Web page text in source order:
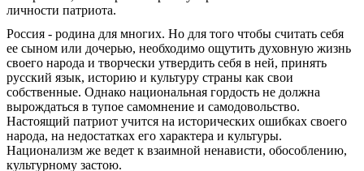
личности патриота.
Россия - родина для многих. Но для того чтобы считать себя
ее сыном или дочерью, необходимо ощутить духовную жизнь
своего народа и творчески утвердить себя в ней, принять
русский язык, историю и культуру страны как свои
собственные. Однако национальная гордость не должна
вырождаться в тупое самомнение и самодовольство.
Настоящий патриот учится на исторических ошибках своего
народа, на недостатках его характера и культуры.
Национализм же ведет к взаимной ненависти, обособлению,
культурному застою.